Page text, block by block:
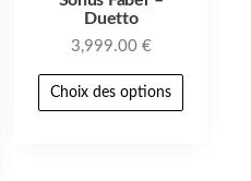
Duetto
3,999.00 €
Choix des options